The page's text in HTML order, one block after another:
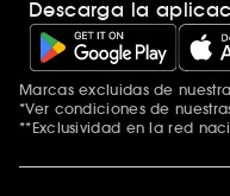
Descarga la
Marcas excluidas de
*Ver condiciones de
**Exclusividad en la red